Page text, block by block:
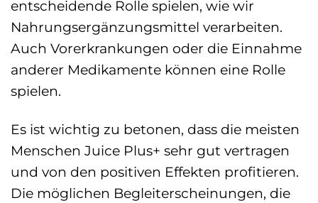
entscheidende Rolle spielen, wie wir
Nahrungsergänzungsmittel verarbeiten.
Auch Vorerkrankungen oder die Einnahme
anderer Medikamente können eine Rolle
spielen.
Es ist wichtig zu betonen, dass die meisten
Menschen Juice Plus+ sehr gut vertragen
und von den positiven Effekten profitieren.
Die möglichen Begleiterscheinungen, die